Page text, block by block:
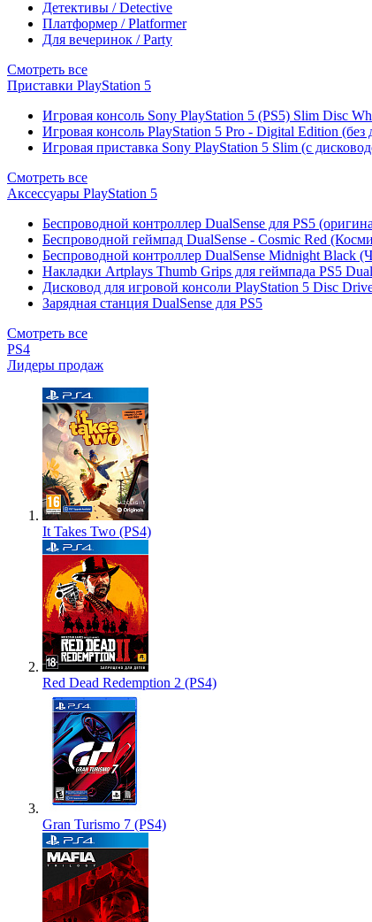
Детективы / Detective
Платформер / Platformer
Для вечеринок / Party
Смотреть все
Приставки PlayStation 5
Игровая консоль Sony PlayStation 5 (PS5) Slim Disc
Игровая консоль PlayStation 5 Pro - Digital Edition
Игровая приставка Sony PlayStation 5 Slim (с
Смотреть все
Аксессуары PlayStation 5
Беспроводной контроллер DualSense для PS5
Беспроводной геймпад DualSense - Cosmic Red
Беспроводной контроллер DualSense Midnight Black
Накладки Artplays Thumb Grips для геймпада PS5
Дисковод для игровой консоли PlayStation 5 Disc
Зарядная станция DualSense для PS5
Смотреть все
PS4
Лидеры продаж
It Takes Two (PS4)
Red Dead Redemption 2 (PS4)
Gran Turismo 7 (PS4)